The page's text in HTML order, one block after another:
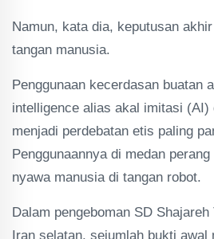
Namun, kata dia, keputusan
tangan manusia.
Penggunaan kecerdasan buatan
intelligence alias akal imitasi (AI)
menjadi perdebatan etis paling
Penggunaannya di medan
nyawa manusia di tangan robot.
Dalam pengeboman SD
Iran selatan, sejumlah bukti awal